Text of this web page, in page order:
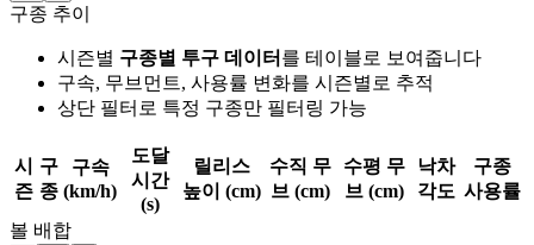
구종 추이
시즌별 구종별 투구 데이터 를 테이블로 보여줍니다
구속, 무브먼트, 사용률 변화를 시즌별로 추적
상단 필터로 특정 구종만 필터링 가능
시
즌
구
종
구속
(km/h)
도달
시간
(s)
릴리스
높이 (cm)
수직 무
브 (cm)
수평 무
브 (cm)
낙차
각도
구종
사용률
볼 배합